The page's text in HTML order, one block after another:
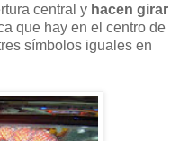
central y hacen girar
que hay en el centro de
símbolos iguales en